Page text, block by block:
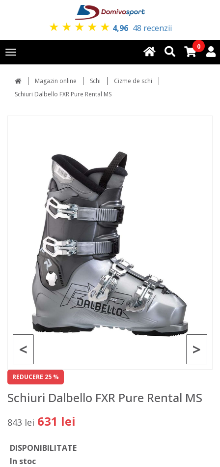
★ ★ ★ ★ ★ 4,96 48 recenzii
Toggle
navigation
0
Magazin online Schi
Cizme de schi
Schiuri Dalbello FXR Pure Rental MS
>
<
REDUCERE 25 %
Schiuri Dalbello FXR Pure Rental MS
843 lei 631 lei
DISPONIBILITATE
In stoc